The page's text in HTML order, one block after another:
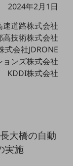
2024年2月1日
速道路株式会社
高技術株式会社
式会社JDRONE
ョンズ株式会社
KDDI株式会社
大橋の自動
実施